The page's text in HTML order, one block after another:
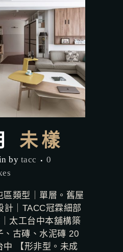
未樣
by tacc
0
區類型｜單層。舊屋
計｜TACC冠霖細部
太工台中本舖構築
、古磚、水泥磚 20
中 【形非型。未成